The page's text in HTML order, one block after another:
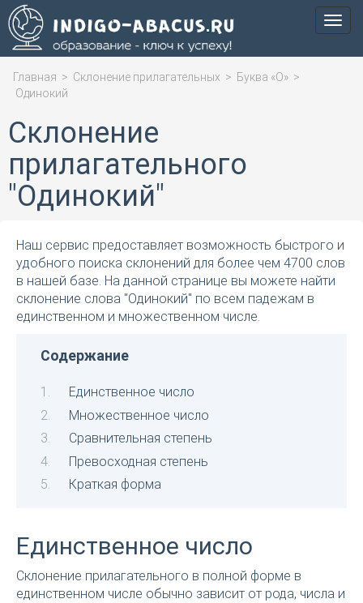
Меню
Главная > Склонение прилагательных > Буква «О» >
Одинокий
Склонение
прилагательного
"Одинокий"
Наш сервис предоставляет возможность быстрого и
удобного поиска склонений для более чем 4700 слов
в нашей базе. На данной странице вы можете найти
склонение слова "Одинокий" по всем падежам в
единственном и множественном числе.
Содержание
Единственное число
Множественное число
Сравнительная степень
Превосходная степень
Краткая форма
Единственное число
Склонение прилагательного в полной форме в
единственном числе обычно зависит от рода, числа и